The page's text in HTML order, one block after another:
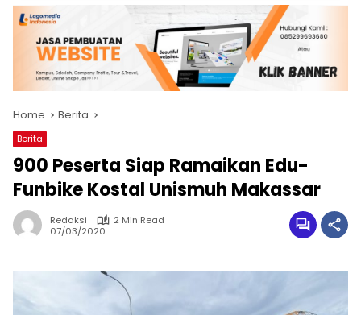
Home Berita
Berita
900 Peserta Siap Ramaikan Edu-
Funbike Kostal Unismuh Makassar
Redaksi
2 Min Read
07/03/2020